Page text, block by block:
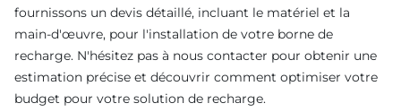
fournissons un devis détaillé, incluant le matériel et la
main-d'œuvre, pour l'installation de votre borne de
recharge. N'hésitez pas à nous contacter pour obtenir une
estimation précise et découvrir comment optimiser votre
budget pour votre solution de recharge.